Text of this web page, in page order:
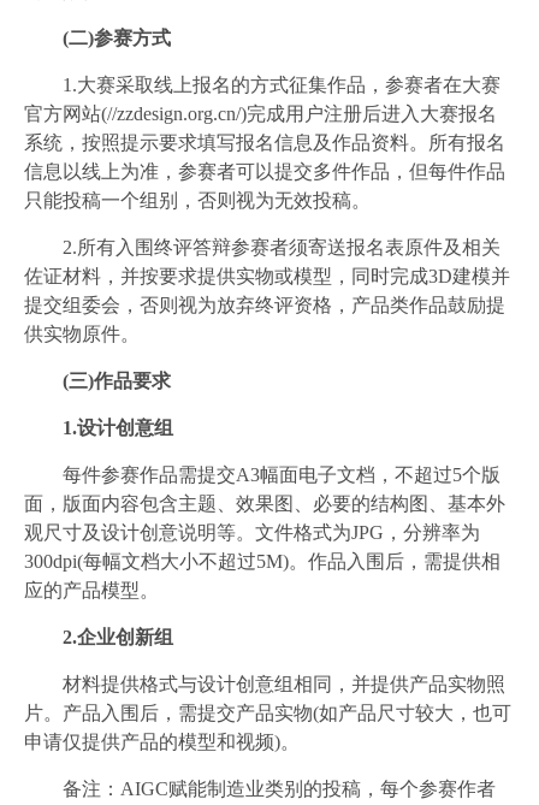
(二)参赛方式
1.大赛采取线上报名的方式征集作品，参赛者在大赛
官方网站(//zzdesign.org.cn/)完成用户注册后进入大赛报名
系统，按照提示要求填写报名信息及作品资料。所有报名
信息以线上为准，参赛者可以提交多件作品，但每件作品
只能投稿一个组别，否则视为无效投稿。
2.所有入围终评答辩参赛者须寄送报名表原件及相关
佐证材料，并按要求提供实物或模型，同时完成3D建模并
提交组委会，否则视为放弃终评资格，产品类作品鼓励提
供实物原件。
(三)作品要求
1.设计创意组
每件参赛作品需提交A3幅面电子文档，不超过5个版
面，版面内容包含主题、效果图、必要的结构图、基本外
观尺寸及设计创意说明等。文件格式为JPG，分辨率为
300dpi(每幅文档大小不超过5M)。作品入围后，需提供相
应的产品模型。
2.企业创新组
材料提供格式与设计创意组相同，并提供产品实物照
片。产品入围后，需提交产品实物(如产品尺寸较大，也可
申请仅提供产品的模型和视频)。
备注：AIGC赋能制造业类别的投稿，每个参赛作者